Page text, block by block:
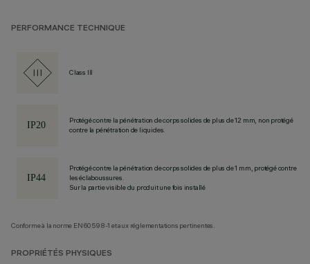
PERFORMANCE TECHNIQUE
Class III
Protégé contre la pénétration de corps solides de plus de 12 mm, non protégé
contre la pénétration de liquides.
Protégé contre la pénétration de corps solides de plus de 1 mm, protégé contre
les éclaboussures.
Sur la partie visible du produit une fois installé
Conforme à la norme EN60598-1 et aux réglementations pertinentes.
PROPRIÉTÉS PHYSIQUES